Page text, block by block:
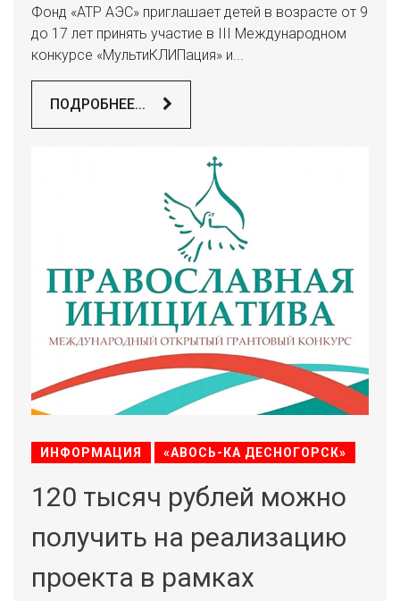
Фонд «АТР АЭС» приглашает детей в возрасте от 9
до 17 лет принять участие в III Международном
конкурсе «МультиКЛИПация» и...
ПОДРОБНЕЕ...
ИНФОРМАЦИЯ «АВОСЬ-КА ДЕСНОГОРСК»
120 тысяч рублей можно
получить на реализацию
проекта в рамках